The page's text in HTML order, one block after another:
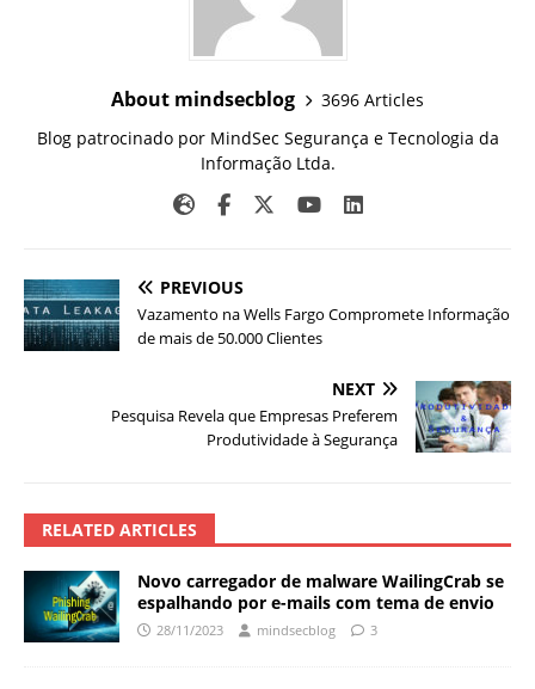
About mindsecblog
3696 Articles
Blog patrocinado por MindSec Segurança e Tecnologia da
Informação Ltda.
PREVIOUS
Vazamento na Wells Fargo Compromete Informação
de mais de 50.000 Clientes
NEXT
Pesquisa Revela que Empresas Preferem
Produtividade à Segurança
RELATED ARTICLES
Novo carregador de malware WailingCrab se
espalhando por e-mails com tema de envio
28/11/2023 mindsecblog 3